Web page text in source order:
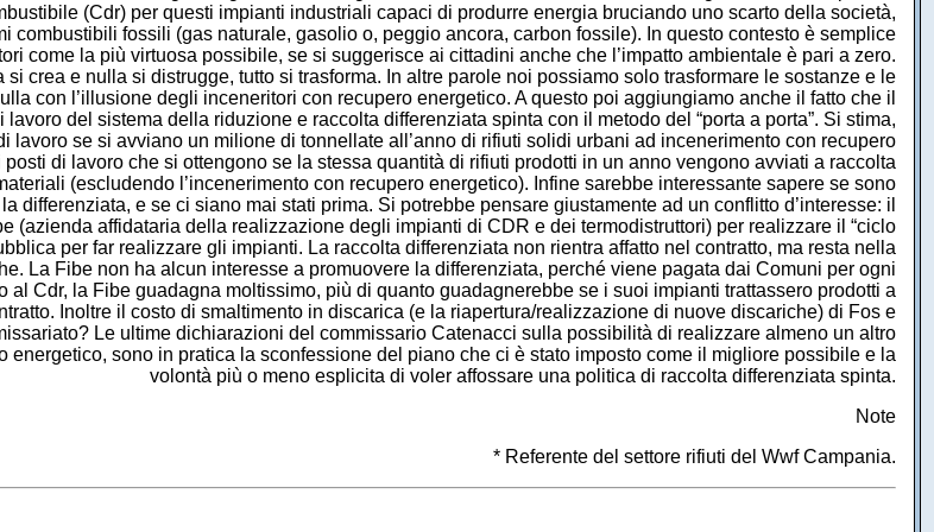
(Cdr) per questi impianti industriali capaci di produrre energia bruciando uno scarto della società,
combustibili fossili (gas naturale, gasolio o, peggio ancora, carbon fossile). In questo contesto è semplice
come la più virtuosa possibile, se si suggerisce ai cittadini anche che l’impatto ambientale è pari a zero.
crea e nulla si distrugge, tutto si trasforma. In altre parole noi possiamo solo trasformare le sostanze e le
con l’illusione degli inceneritori con recupero energetico. A questo poi aggiungiamo anche il fatto che il
del sistema della riduzione e raccolta differenziata spinta con il metodo del “porta a porta”. Si stima,
lavoro se si avviano un milione di tonnellate all’anno di rifiuti solidi urbani ad incenerimento con recupero
di lavoro che si ottengono se la stessa quantità di rifiuti prodotti in un anno vengono avviati a raccolta
(escludendo l’incenerimento con recupero energetico). Infine sarebbe interessante sapere se sono
differenziata, e se ci siano mai stati prima. Si potrebbe pensare giustamente ad un conflitto d’interesse: il
(azienda affidataria della realizzazione degli impianti di CDR e dei termodistruttori) per realizzare il “ciclo
per far realizzare gli impianti. La raccolta differenziata non rientra affatto nel contratto, ma resta nella
La Fibe non ha alcun interesse a promuovere la differenziata, perché viene pagata dai Comuni per ogni
al Cdr, la Fibe guadagna moltissimo, più di quanto guadagnerebbe se i suoi impianti trattassero prodotti a
Inoltre il costo di smaltimento in discarica (e la riapertura/realizzazione di nuove discariche) di Fos e
Le ultime dichiarazioni del commissario Catenacci sulla possibilità di realizzare almeno un altro
energetico, sono in pratica la sconfessione del piano che ci è stato imposto come il migliore possibile e la
volontà più o meno esplicita di voler affossare una politica di raccolta differenziata spinta.
Note
* Referente del settore rifiuti del Wwf Campania.